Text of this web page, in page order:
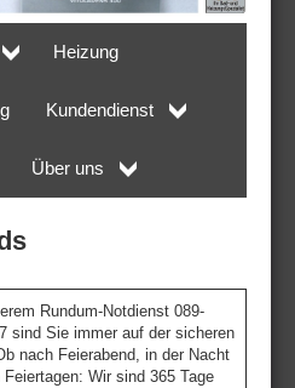
Heizung
Kundendienst
Über uns
Rundum-Notdienst 089-
sind Sie immer auf der sicheren
nach Feierabend, in der Nacht
Feiertagen: Wir sind 365 Tage